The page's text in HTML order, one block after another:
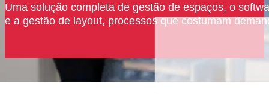
Uma solução completa de gestão de espaços, o
e a gestão de layout, processos que costumam
COMO PODEMOS TE AJUDAR COM